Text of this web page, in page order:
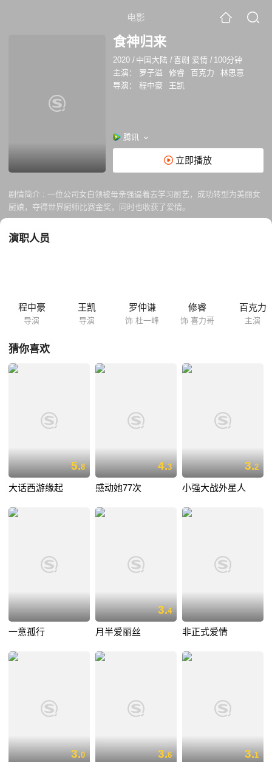
电影
食神归来
2020 / 中国大陆 /喜剧 爱情 / 100分钟
主演：
罗子溢 修睿 百克力
林思意
导演：
程中豪 王凯
腾讯
立即播放
剧情简介 : 一位公司女白领被母亲强逼着去学习厨艺，成功转型为美丽女
厨娘，夺得世界厨师比赛金奖，同时也收获了爱情。
演职人员
程中豪
导演
王凯
导演
罗仲谦
饰 杜一峰
修睿
饰 喜力哥
百克力
主演
猜你喜欢
5.8
大话西游缘起
4.3
感动她77次
3.2
小强大战外星人
一意孤行
3.4
月半爱丽丝 非正式爱情
3.0 3.6 3.1